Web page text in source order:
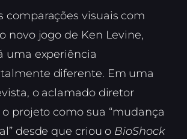
comparações visuais com
novo jogo de Ken Levine,
uma experiência
diferente. Em uma
o aclamado diretor
projeto como sua “mudança
desde que criou o BioShock